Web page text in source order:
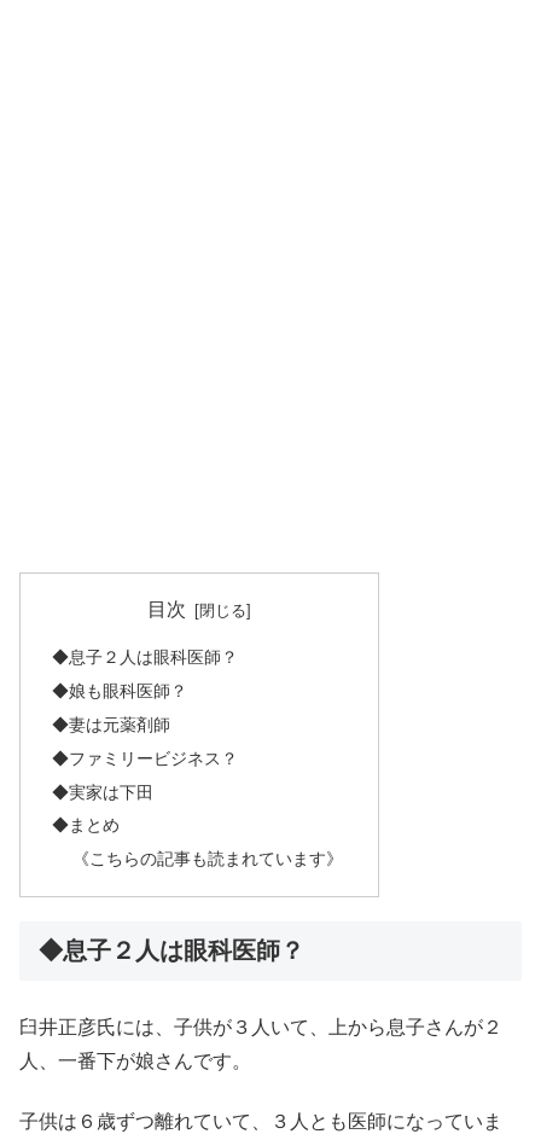
目次
◆息子２人は眼科医師？
◆娘も眼科医師？
◆妻は元薬剤師
◆ファミリービジネス？
◆実家は下田
◆まとめ
《こちらの記事も読まれています》
◆息子２人は眼科医師？
臼井正彦氏には、子供が３人いて、上から息子さんが２
人、一番下が娘さんです。
子供は６歳ずつ離れていて、３人とも医師になっていま